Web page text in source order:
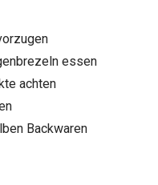
essen
achten
Backwaren